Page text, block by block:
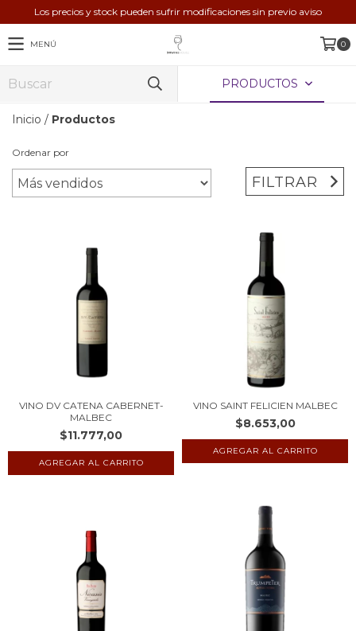
Los precios y stock pueden sufrir modificaciones sin previo aviso
MENÚ 0
PRODUCTOS
Inicio / Productos
Ordenar por
FILTRAR
VINO DV CATENA CABERNET-
MALBEC
$11.777,00
VINO SAINT FELICIEN MALBEC
$8.653,00